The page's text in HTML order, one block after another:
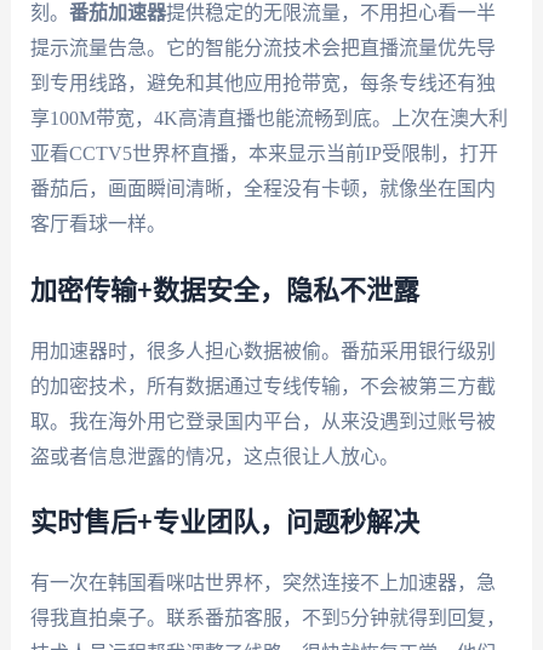
刻。 番茄加速器提供稳定的无限流量，不用担心看一半
提示流量告急。它的智能分流技术会把直播流量优先导
到专用线路，避免和其他应用抢带宽，每条专线还有独
享100M带宽，4K高清直播也能流畅到底。上次在澳大利
亚看CCTV5世界杯直播，本来显示当前IP受限制，打开
番茄后，画面瞬间清晰，全程没有卡顿，就像坐在国内
客厅看球一样。
加密传输+数据安全，隐私不泄露
用加速器时，很多人担心数据被偷。番茄采用银行级别
的加密技术，所有数据通过专线传输，不会被第三方截
取。我在海外用它登录国内平台，从来没遇到过账号被
盗或者信息泄露的情况，这点很让人放心。
实时售后+专业团队，问题秒解决
有一次在韩国看咪咕世界杯，突然连接不上加速器，急
得我直拍桌子。联系番茄客服，不到5分钟就得到回复，